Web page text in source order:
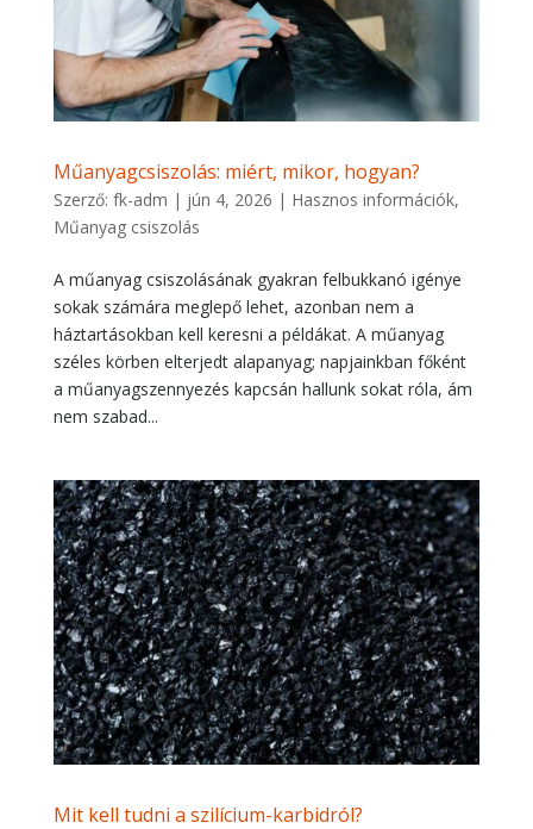
Műanyagcsiszolás: miért, mikor, hogyan?
Szerző: fk-adm | jún 4, 2026 | Hasznos információk,
Műanyag csiszolás
A műanyag csiszolásának gyakran felbukkanó igénye
sokak számára meglepő lehet, azonban nem a
háztartásokban kell keresni a példákat. A műanyag
széles körben elterjedt alapanyag; napjainkban főként
a műanyagszennyezés kapcsán hallunk sokat róla, ám
nem szabad...
Mit kell tudni a szilícium-karbidról?